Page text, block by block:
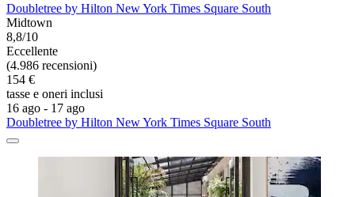
Doubletree by Hilton New York Times Square South
Midtown
8,8/10
Eccellente
(4.986 recensioni)
154 €
tasse e oneri inclusi
16 ago - 17 ago
Doubletree by Hilton New York Times Square South